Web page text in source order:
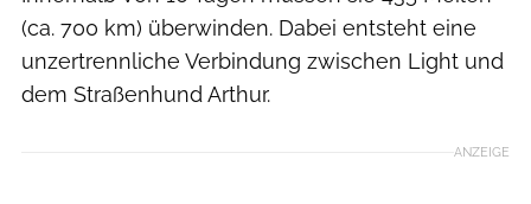
(ca. 700 km) überwinden. Dabei entsteht eine
unzertrennliche Verbindung zwischen Light und
dem Straßenhund Arthur.
ANZEIGE